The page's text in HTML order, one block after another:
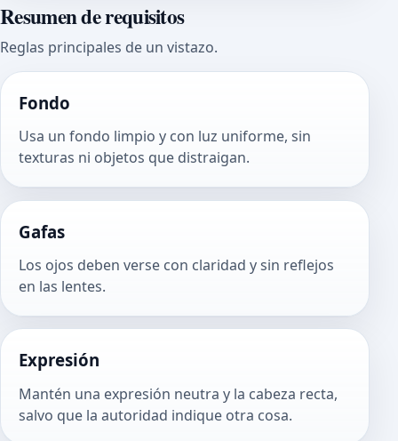
Resumen de requisitos
Reglas principales de un vistazo.
Fondo
Usa un fondo limpio y con luz uniforme, sin
texturas ni objetos que distraigan.
Gafas
Los ojos deben verse con claridad y sin reflejos
en las lentes.
Expresión
Mantén una expresión neutra y la cabeza recta,
salvo que la autoridad indique otra cosa.